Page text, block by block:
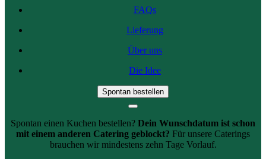
FAQs
Lieferung
Über uns
Die Idee
Spontan bestellen
Spontan einen Kuchen bestellen? Dein Wunschdatum ist schon
mit einem anderen Catering geblockt? Für unsere Caterings
brauchen wir mindestens zehn Tage Vorlauf.